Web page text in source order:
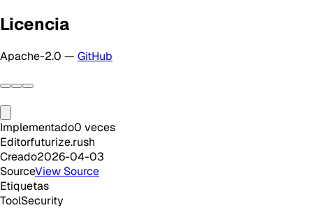
Licencia
Apache-2.0 — GitHub
Implementado0 veces
Editorfuturize.rush
Creado2026-04-03
SourceView Source
Etiquetas
ToolSecurity